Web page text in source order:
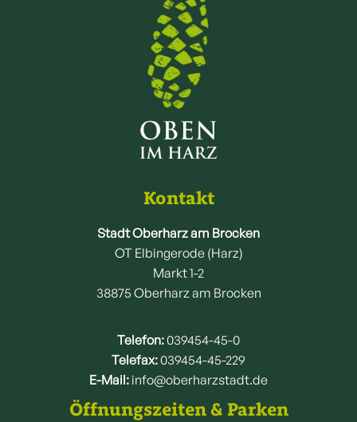
Kontakt
Stadt Oberharz am Brocken
OT Elbingerode (Harz)
Markt 1-2
38875 Oberharz am Brocken
Telefon:039454-45-0
Telefax:039454-45-229
E-Mail: info@oberharzstadt.de
Öffnungszeiten & Parken